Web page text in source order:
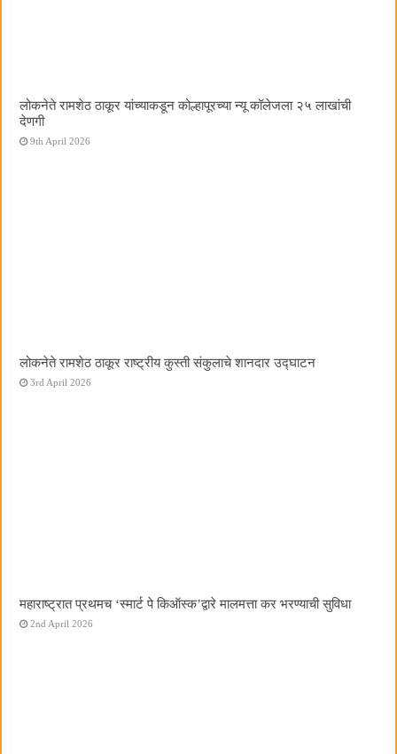
लोकनेते रामशेठ ठाकूर यांच्याकडून कोल्हापूरच्या न्यू कॉलेजला २५ लाखांची
देणगी
9th April 2026
लोकनेते रामशेठ ठाकूर राष्ट्रीय कुस्ती संकुलाचे शानदार उद्घाटन
3rd April 2026
महाराष्ट्रात प्रथमच ‌‘स्मार्ट पे किऑस्क‌’द्वारे मालमत्ता कर भरण्याची सुविधा
2nd April 2026